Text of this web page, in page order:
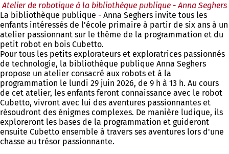
Atelier de robotique à la bibliothèque publique - Anna Seghers
La bibliothèque publique - Anna Seghers invite tous les
enfants intéressés de l'école primaire à partir de six ans à un
atelier passionnant sur le thème de la programmation et du
petit robot en bois Cubetto.
Pour tous les petits explorateurs et exploratrices passionnés
de technologie, la bibliothèque publique Anna Seghers
propose un atelier consacré aux robots et à la
programmation le lundi 29 juin 2026, de 9 h à 13 h. Au cours
de cet atelier, les enfants feront connaissance avec le robot
Cubetto, vivront avec lui des aventures passionnantes et
résoudront des énigmes complexes. De manière ludique, ils
exploreront les bases de la programmation et guideront
ensuite Cubetto ensemble à travers ses aventures lors d'une
chasse au trésor passionnante.